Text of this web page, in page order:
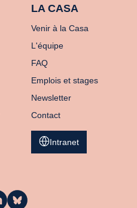
LA CASA
Venir à la Casa
L'équipe
FAQ
Emplois et stages
Newsletter
Contact
Intranet
La